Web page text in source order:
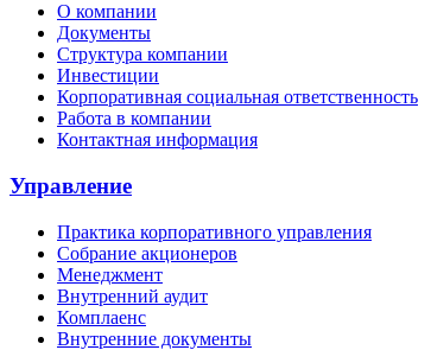
О компании
Документы
Структура компании
Инвестиции
Корпоративная социальная ответственность
Работа в компании
Контактная информация
Управление
Практика корпоративного управления
Собрание акционеров
Менеджмент
Внутренний аудит
Комплаенс
Внутренние документы